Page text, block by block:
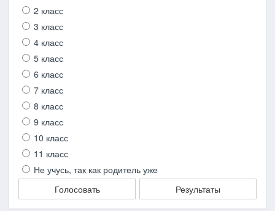
2 класс
3 класс
4 класс
5 класс
6 класс
7 класс
8 класс
9 класс
10 класс
11 класс
Не учусь, так как родитель уже
Голосовать
Результаты